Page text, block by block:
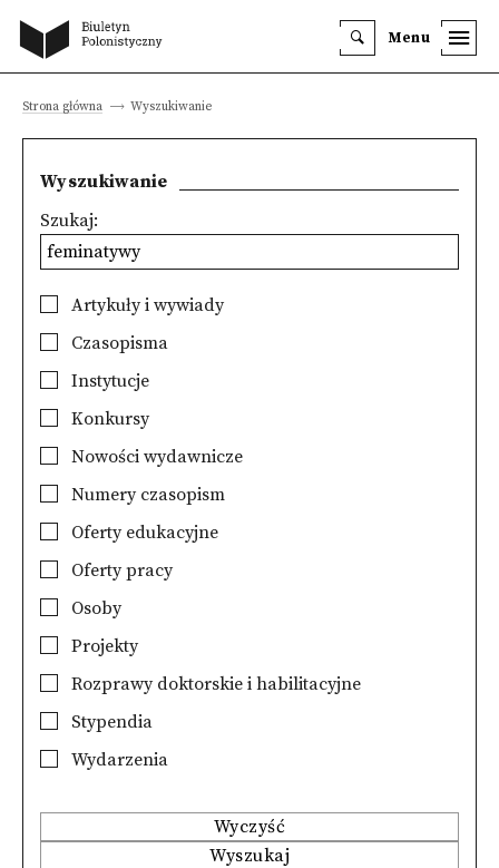
Menu
Strona główna Wyszukiwanie
Wyszukiwanie
Szukaj:
Artykuły i wywiady
Czasopisma
Instytucje
Konkursy
Nowości wydawnicze
Numery czasopism
Oferty edukacyjne
Oferty pracy
Osoby
Projekty
Rozprawy doktorskie i habilitacyjne
Stypendia
Wydarzenia
Wyczyść
Wyszukaj